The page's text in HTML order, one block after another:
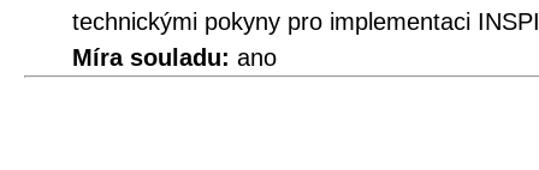
technickými pokyny pro implementaci
Míra souladu: ano